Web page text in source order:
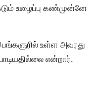
உழைப்பு கண்முன்னே
உள்ள அவரது
என்றார்.